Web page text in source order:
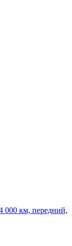
000 км, передний,